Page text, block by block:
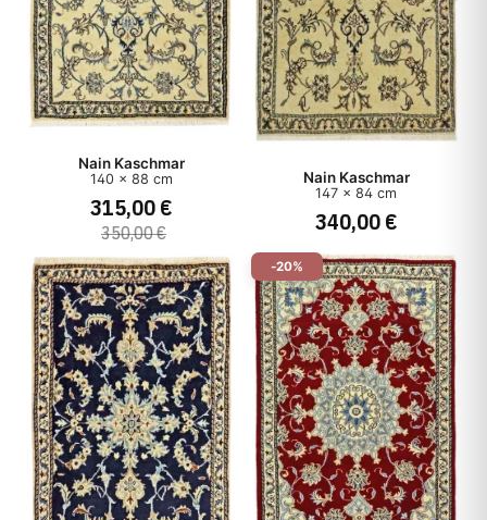
Nain Kaschmar
140 x 88 cm
315,00 €
350,00 €
Nain Kaschmar
147 x 84 cm
340,00 €
-20%